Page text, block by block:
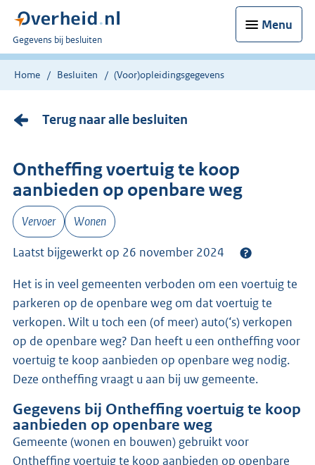
Menu
U
bent
nu
Gegevens bij besluiten
Home Besluiten (Voor)opleidingsgegevens
Terug naar alle besluiten
Ontheffing voertuig te koop
aanbieden op openbare weg
Vervoer
Wonen
Laatst bijgewerkt op 26 november 2024
Het is in veel gemeenten verboden om een voertuig te
parkeren op de openbare weg om dat voertuig te
verkopen. Wilt u toch een (of meer) auto(‘s) verkopen
op de openbare weg? Dan heeft u een ontheffing voor
voertuig te koop aanbieden op openbare weg nodig.
Deze ontheffing vraagt u aan bij uw gemeente.
Gegevens bij Ontheffing voertuig te koop
aanbieden op openbare weg
gemeente (wonen en bouwen) gebruikt voor
Ontheffing voertuig te koop aanbieden op openbare